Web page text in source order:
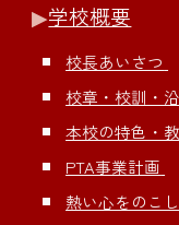
▶︎学校概要
校長あいさつ
校章・校訓・
本校の特色・
PTA事業計画
熱い心をのこ